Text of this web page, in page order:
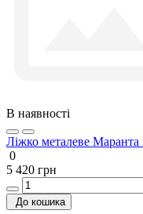
В наявності
Ліжко металеве Маранта
0
5 420 грн
До кошика